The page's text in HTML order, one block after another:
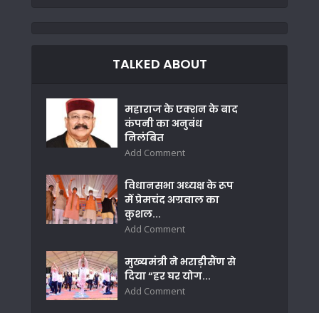
TALKED ABOUT
महाराज के एक्शन के बाद
कंपनी का अनुबंध
निलंबित
Add Comment
विधानसभा अध्यक्ष के रूप
में प्रेमचंद अग्रवाल का
कुशल...
Add Comment
मुख्यमंत्री ने भराड़ीसैंण से
दिया “हर घर योग...
Add Comment